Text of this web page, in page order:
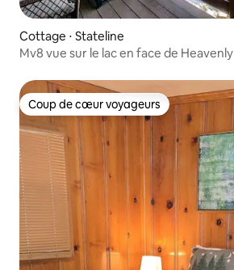
Cottage ⋅ Stateline
Mv8 vue sur le lac en face de Heavenly
Coup de cœur voyageurs
Coup de cœur voyageurs